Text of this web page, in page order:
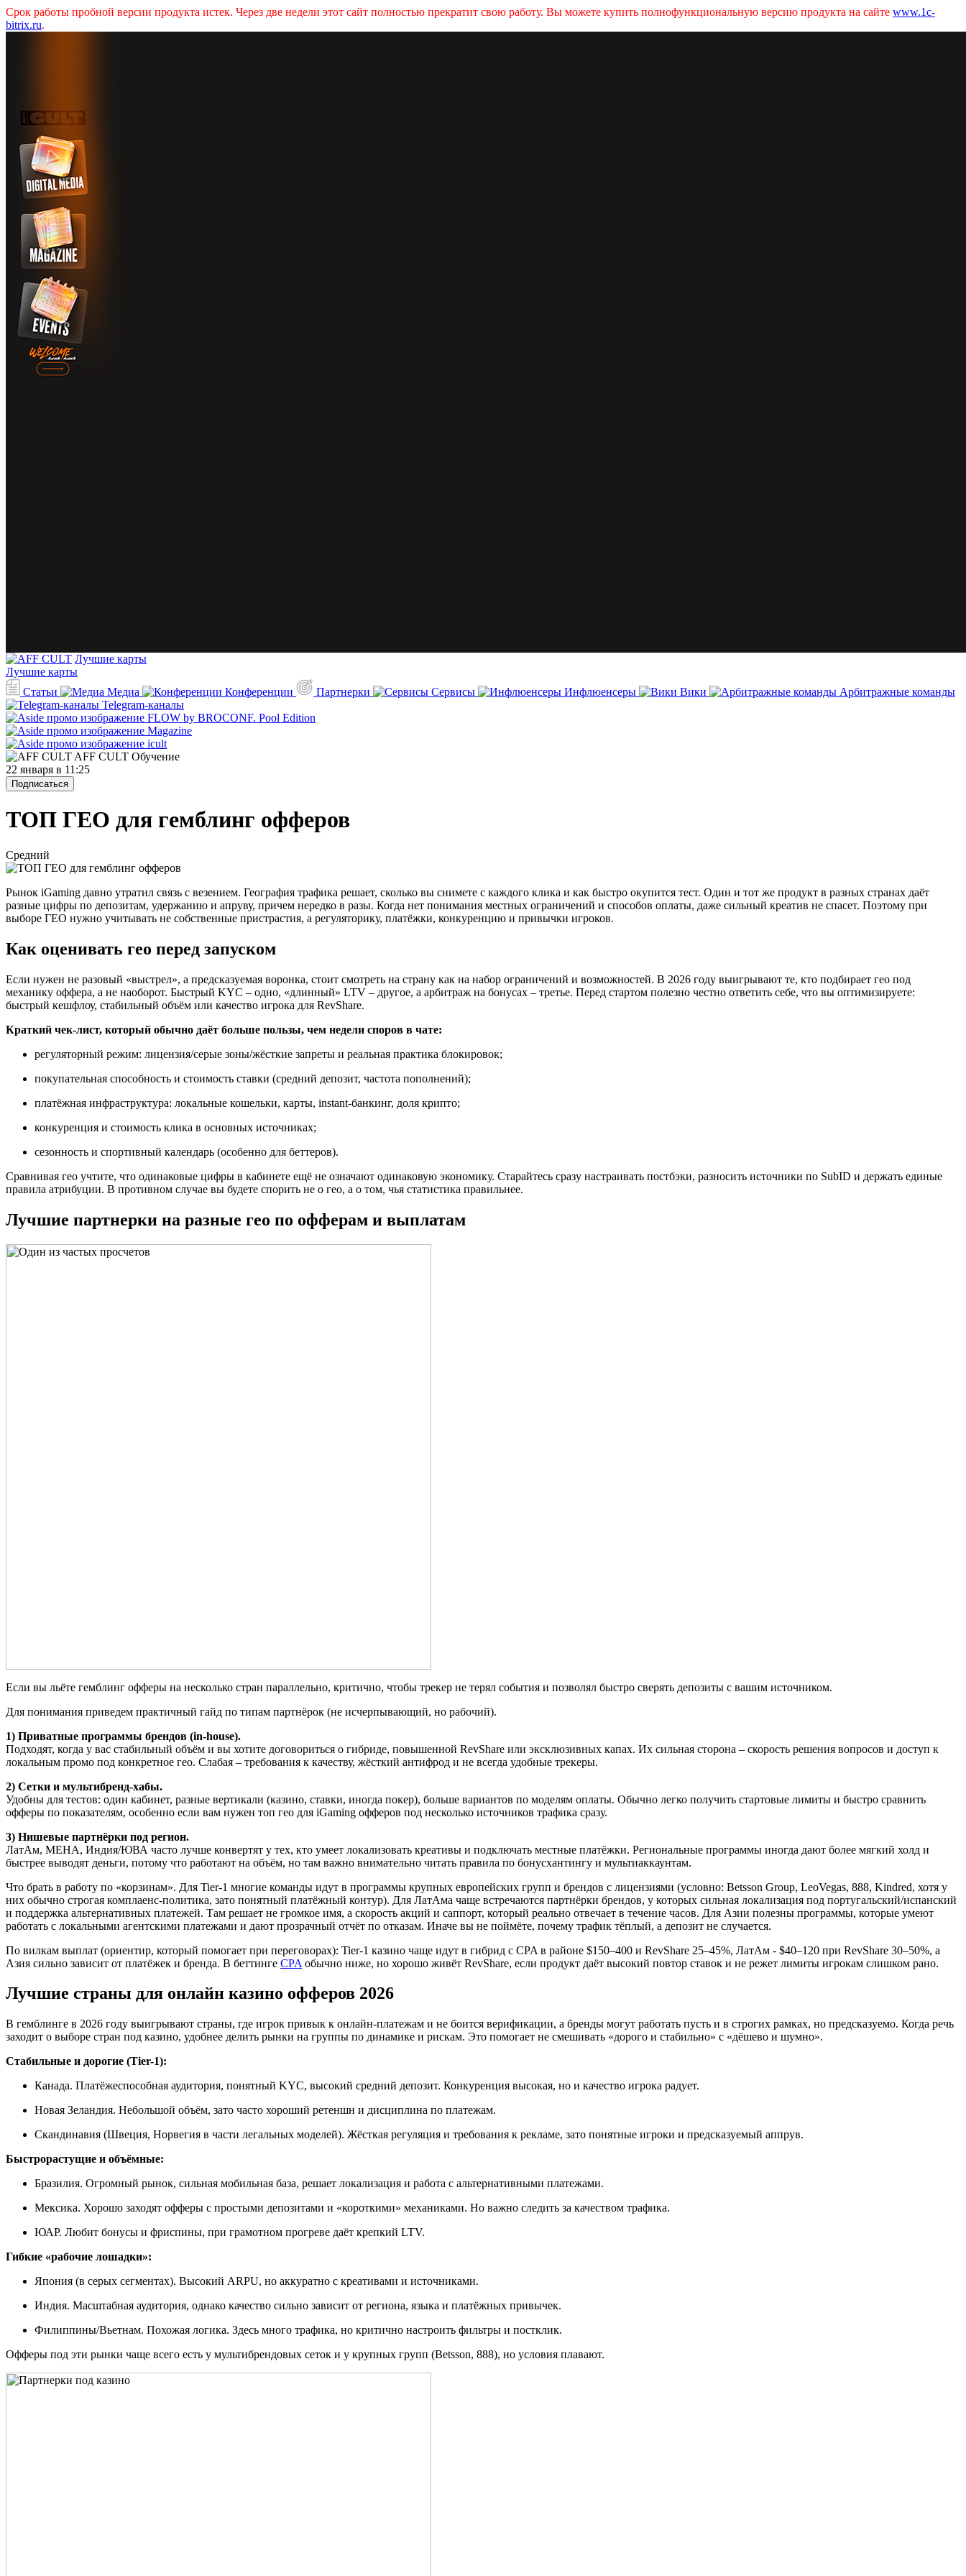
Срок работы пробной версии продукта истек. Через две недели этот сайт полностью прекратит свою работу. Вы можете купить полнофункциональную версию продукта на сайте www.1c-
bitrix.ru.
Лучшие карты
Лучшие карты
Статьи
Медиа Конференции Партнерки Сервисы Инфлюенсеры Вики
Арбитражные команды
Telegram-каналы
AFF CULT Обучение
22 января в 11:25
Подписаться
ТОП ГЕО для гемблинг офферов
Средний
Рынок iGaming давно утратил связь с везением. География трафика решает, сколько вы снимете с каждого клика и как быстро окупится тест. Один и тот же продукт в разных странах даёт
разные цифры по депозитам, удержанию и апруву, причем нередко в разы. Когда нет понимания местных ограничений и способов оплаты, даже сильный креатив не спасет. Поэтому при
выборе ГЕО нужно учитывать не собственные пристрастия, а регуляторику, платёжки, конкуренцию и привычки игроков.
Как оценивать гео перед запуском
Если нужен не разовый «выстрел», а предсказуемая воронка, стоит смотреть на страну как на набор ограничений и возможностей. В 2026 году выигрывают те, кто подбирает гео под
механику оффера, а не наоборот. Быстрый KYC – одно, «длинный» LTV – другое, а арбитраж на бонусах – третье. Перед стартом полезно честно ответить себе, что вы оптимизируете:
быстрый кешфлоу, стабильный объём или качество игрока для RevShare.
Краткий чек-лист, который обычно даёт больше пользы, чем недели споров в чате:
регуляторный режим: лицензия/серые зоны/жёсткие запреты и реальная практика блокировок;
покупательная способность и стоимость ставки (средний депозит, частота пополнений);
платёжная инфраструктура: локальные кошельки, карты, instant-банкинг, доля крипто;
конкуренция и стоимость клика в основных источниках;
сезонность и спортивный календарь (особенно для беттеров).
Сравнивая гео учтите, что одинаковые цифры в кабинете ещё не означают одинаковую экономику. Старайтесь сразу настраивать постбэки, разносить источники по SubID и держать единые
правила атрибуции. В противном случае вы будете спорить не о гео, а о том, чья статистика правильнее.
Лучшие партнерки на разные гео по офферам и выплатам
Если вы льёте гемблинг офферы на несколько стран параллельно, критично, чтобы трекер не терял события и позволял быстро сверять депозиты с вашим источником.
Для понимания приведем практичный гайд по типам партнёрок (не исчерпывающий, но рабочий).
1) Приватные программы брендов (in-house).
Подходят, когда у вас стабильный объём и вы хотите договориться о гибриде, повышенной RevShare или эксклюзивных капах. Их сильная сторона – скорость решения вопросов и доступ к
локальным промо под конкретное гео. Слабая – требования к качеству, жёсткий антифрод и не всегда удобные трекеры.
2) Сетки и мультибренд-хабы.
Удобны для тестов: один кабинет, разные вертикали (казино, ставки, иногда покер), больше вариантов по моделям оплаты. Обычно легко получить стартовые лимиты и быстро сравнить
офферы по показателям, особенно если вам нужен топ гео для iGaming офферов под несколько источников трафика сразу.
3) Нишевые партнёрки под регион.
ЛатАм, МЕНА, Индия/ЮВА часто лучше конвертят у тех, кто умеет локализовать креативы и подключать местные платёжки. Региональные программы иногда дают более мягкий холд и
быстрее выводят деньги, потому что работают на объём, но там важно внимательно читать правила по бонусхантингу и мультиаккаунтам.
Что брать в работу по «корзинам». Для Tier-1 многие команды идут в программы крупных европейских групп и брендов с лицензиями (условно: Betsson Group, LeoVegas, 888, Kindred, хотя у
них обычно строгая комплаенс-политика, зато понятный платёжный контур). Для ЛатАма чаще встречаются партнёрки брендов, у которых сильная локализация под португальский/испанский
и поддержка альтернативных платежей. Там решает не громкое имя, а скорость акций и саппорт, который реально отвечает в течение часов. Для Азии полезны программы, которые умеют
работать с локальными агентскими платежами и дают прозрачный отчёт по отказам. Иначе вы не поймёте, почему трафик тёплый, а депозит не случается.
По вилкам выплат (ориентир, который помогает при переговорах): Tier-1 казино чаще идут в гибрид с CPA в районе $150–400 и RevShare 25–45%, ЛатАм - $40–120 при RevShare 30–50%, а
Азия сильно зависит от платёжек и бренда. В беттинге CPA обычно ниже, но хорошо живёт RevShare, если продукт даёт высокий повтор ставок и не режет лимиты игрокам слишком рано.
Лучшие страны для онлайн казино офферов 2026
В гемблинге в 2026 году выигрывают страны, где игрок привык к онлайн-платежам и не боится верификации, а бренды могут работать пусть и в строгих рамках, но предсказуемо. Когда речь
заходит о выборе стран под казино, удобнее делить рынки на группы по динамике и рискам. Это помогает не смешивать «дорого и стабильно» с «дёшево и шумно».
Стабильные и дорогие (Tier-1):
Канада. Платёжеспособная аудитория, понятный KYC, высокий средний депозит. Конкуренция высокая, но и качество игрока радует.
Новая Зеландия. Небольшой объём, зато часто хороший ретеншн и дисциплина по платежам.
Скандинавия (Швеция, Норвегия в части легальных моделей). Жёсткая регуляция и требования к рекламе, зато понятные игроки и предсказуемый аппрув.
Быстрорастущие и объёмные:
Бразилия. Огромный рынок, сильная мобильная база, решает локализация и работа с альтернативными платежами.
Мексика. Хорошо заходят офферы с простыми депозитами и «короткими» механиками. Но важно следить за качеством трафика.
ЮАР. Любит бонусы и фриспины, при грамотном прогреве даёт крепкий LTV.
Гибкие «рабочие лошадки»:
Япония (в серых сегментах). Высокий ARPU, но аккуратно с креативами и источниками.
Индия. Масштабная аудитория, однако качество сильно зависит от региона, языка и платёжных привычек.
Филиппины/Вьетнам. Похожая логика. Здесь много трафика, но критично настроить фильтры и постклик.
Офферы под эти рынки чаще всего есть у мультибрендовых сеток и у крупных групп (Betsson, 888), но условия плавают.